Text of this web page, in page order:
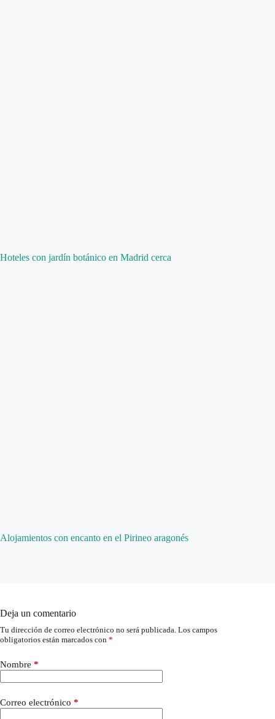
Hoteles con jardín botánico en Madrid cerca
Alojamientos con encanto en el Pirineo aragonés
Deja un comentario
Tu dirección de correo electrónico no será publicada. Los campos
obligatorios están marcados con *
Nombre *
Correo electrónico *